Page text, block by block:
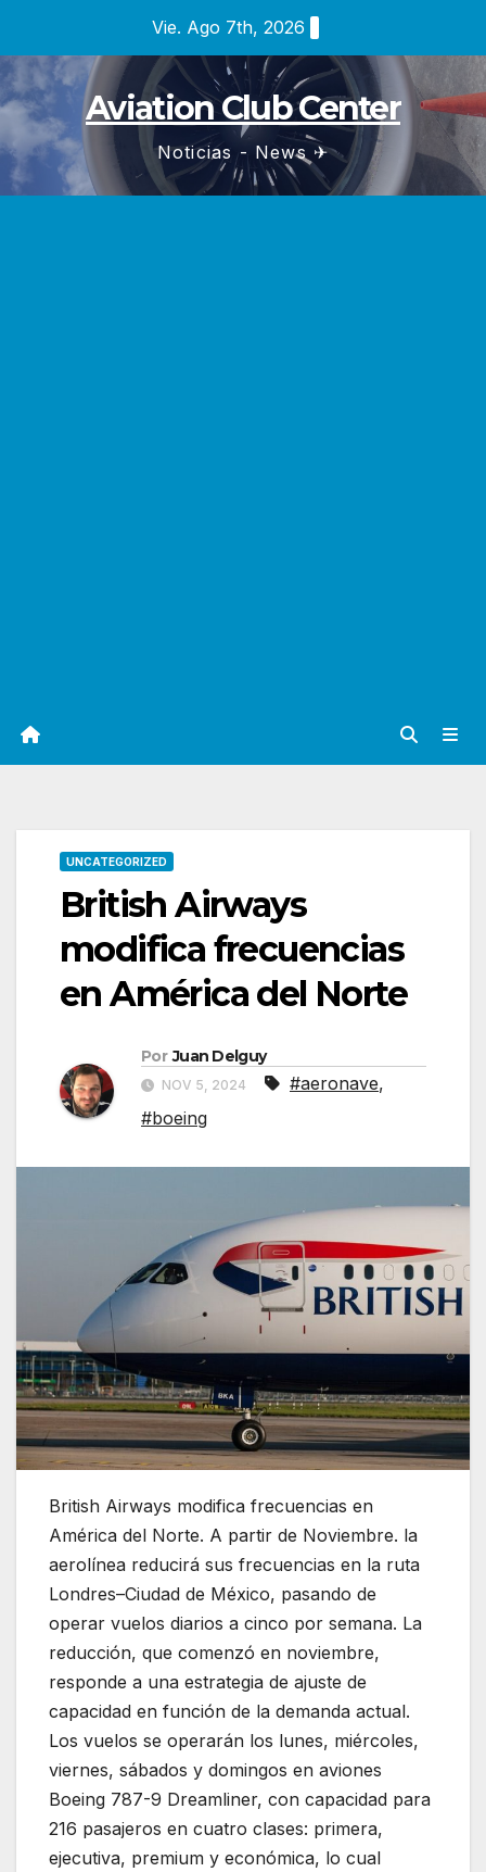
contenido
Vie. Ago 7th, 2026
Aviation Club Center
Noticias - News ✈
UNCATEGORIZED
British Airways
modifica frecuencias
en América del Norte
Por Juan Delguy
NOV 5, 2024 #aeronave,
#boeing
British Airways modifica frecuencias en
América del Norte. A partir de Noviembre. la
aerolínea reducirá sus frecuencias en la ruta
Londres–Ciudad de México, pasando de
operar vuelos diarios a cinco por semana. La
reducción, que comenzó en noviembre,
responde a una estrategia de ajuste de
capacidad en función de la demanda actual.
Los vuelos se operarán los lunes, miércoles,
viernes, sábados y domingos en aviones
Boeing 787-9 Dreamliner, con capacidad para
216 pasajeros en cuatro clases: primera,
ejecutiva, premium y económica, lo cual